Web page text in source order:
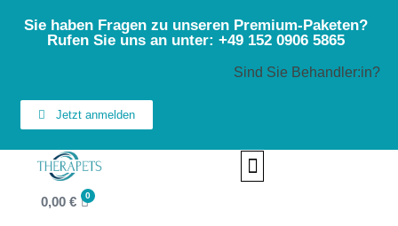
Sie haben Fragen zu unseren Premium-Paketen?
Rufen Sie uns an unter: +49 152 0906 5865
Sind Sie Behandler:in?
Jetzt anmelden
0,00€ 0